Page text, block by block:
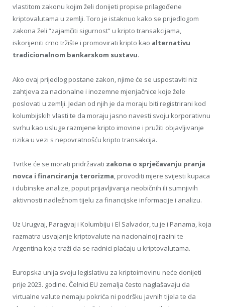
vlastitom zakonu kojim želi donijeti propise prilagođene
kriptovalutama u zemlji. Toro je istaknuo kako se prijedlogom
zakona želi “zajamčiti sigurnost” u kripto transakcijama,
iskorijeniti crno tržište i promovirati kripto kao alternativu
tradicionalnom bankarskom sustavu.
Ako ovaj prijedlog postane zakon, njime će se uspostaviti niz
zahtjeva za nacionalne i inozemne mjenjačnice koje žele
poslovati u zemlji. Jedan od njih je da moraju biti registrirani kod
kolumbijskih vlasti te da moraju jasno navesti svoju korporativnu
svrhu kao usluge razmjene kripto imovine i pružiti objavljivanje
rizika u vezi s nepovratnošću kripto transakcija.
Tvrtke će se morati pridržavati zakona o sprječavanju pranja
novca i financiranja terorizma, provoditi mjere svijesti kupaca
i dubinske analize, poput prijavljivanja neobičnih ili sumnjivih
aktivnosti nadležnom tijelu za financijske informacije i analizu.
Uz Urugvaj, Paragvaj i Kolumbiju i El Salvador, tu je i Panama, koja
razmatra usvajanje kriptovalute na nacionalnoj razini te
Argentina koja traži da se radnici plaćaju u kriptovalutama.
Europska unija svoju legislativu za kriptoimovinu neće donijeti
prije 2023. godine. Čelnici EU zemalja često naglašavaju da
virtualne valute nemaju pokrića ni podršku javnih tijela te da